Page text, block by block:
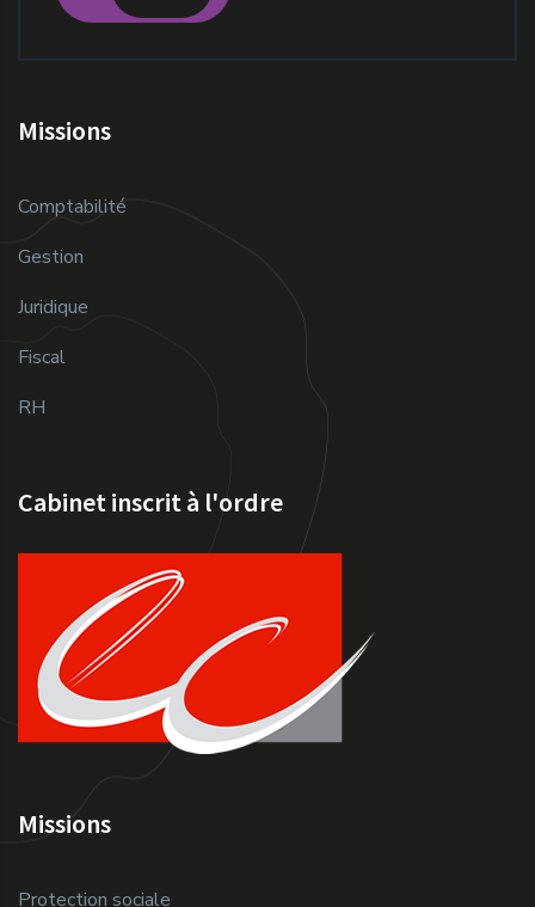
Missions
Comptabilité
Gestion
Juridique
Fiscal
RH
Missions
Protection sociale
Cabinet inscrit à l'ordre